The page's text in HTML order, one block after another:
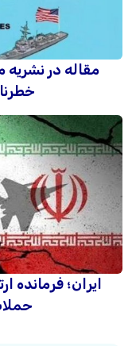
مقاله در نشریه
ایران؛